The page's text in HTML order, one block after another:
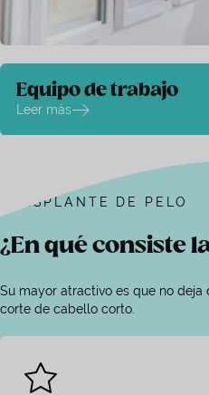
Equipo de trabajo
Leer más
TRASPLANTE DE PELO
¿En qué consiste
Su mayor atractivo es que no
corte de cabello corto.